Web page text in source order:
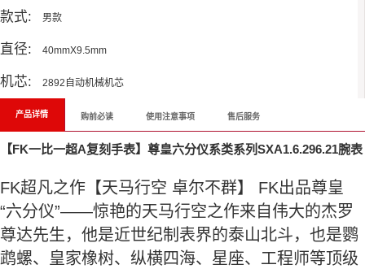
款式: 男款
直径: 40mmX9.5mm
机芯: 2892自动机械机芯
产品详情 购前必读 使用注意事项 售后服务
【FK一比一超A复刻手表】尊皇六分仪系类系列SXA1.6.296.21腕表
FK超凡之作【天马行空 卓尔不群】 FK出品尊皇
“六分仪”——惊艳的天马行空之作来自伟大的杰罗
尊达先生，他是近世纪制表界的泰山北斗，也是鹦
鹉螺、皇家橡树、纵横四海、星座、工程师等顶级